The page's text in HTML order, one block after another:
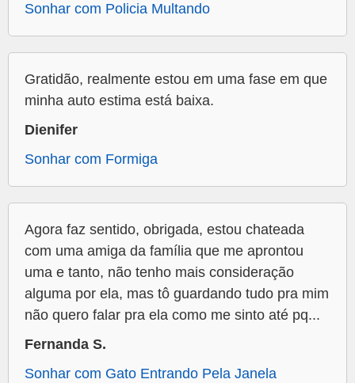
Sonhar com Policia Multando
Gratidão, realmente estou em uma fase em que
minha auto estima está baixa.
Dienifer
Sonhar com Formiga
Agora faz sentido, obrigada, estou chateada
com uma amiga da família que me aprontou
uma e tanto, não tenho mais consideração
alguma por ela, mas tô guardando tudo pra mim
não quero falar pra ela como me sinto até pq...
Fernanda S.
Sonhar com Gato Entrando Pela Janela